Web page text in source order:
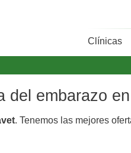
Clínicas
del embarazo
. Tenemos las mejores